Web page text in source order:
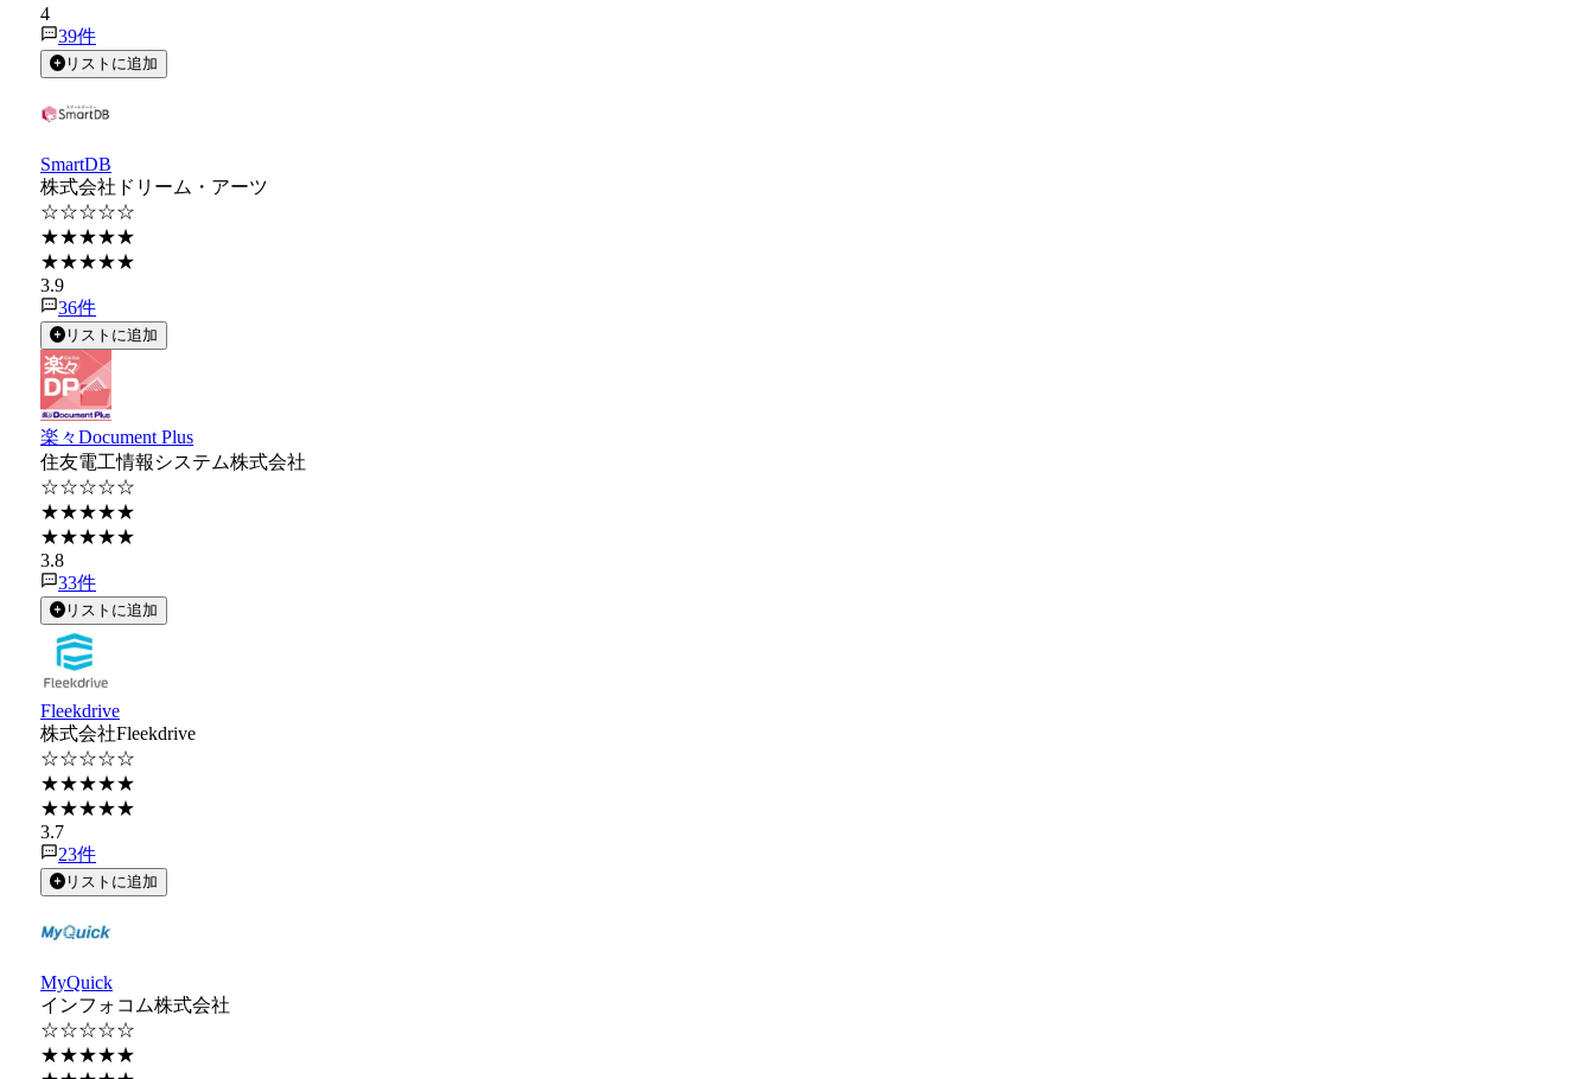
4
39件
リストに追加
SmartDB
株式会社ドリーム・アーツ
☆☆☆☆☆
★★★★★
★★★★★
3.9
36件
リストに追加
楽々Document Plus
住友電工情報システム株式会社
☆☆☆☆☆
★★★★★
★★★★★
3.8
33件
リストに追加
Fleekdrive
株式会社Fleekdrive
☆☆☆☆☆
★★★★★
★★★★★
3.7
23件
リストに追加
MyQuick
インフォコム株式会社
☆☆☆☆☆
★★★★★